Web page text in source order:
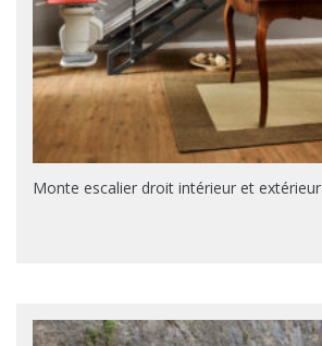
Monte escalier droit intérieur et extérieur